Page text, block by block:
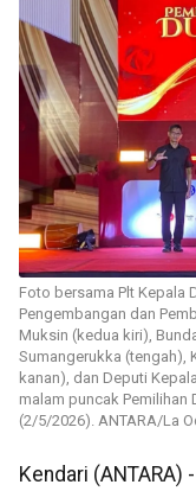
Foto bersama Plt Kepala
Pengembangan dan
Muksin (kedua kiri),
Sumangerukka (tengah),
kanan), dan Deputi
malam puncak Pemilihan
(2/5/2026). ANTARA/La
Kendari (ANTARA)